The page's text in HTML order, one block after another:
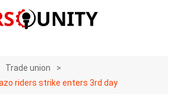
Trade union
riders strike enters 3rd day